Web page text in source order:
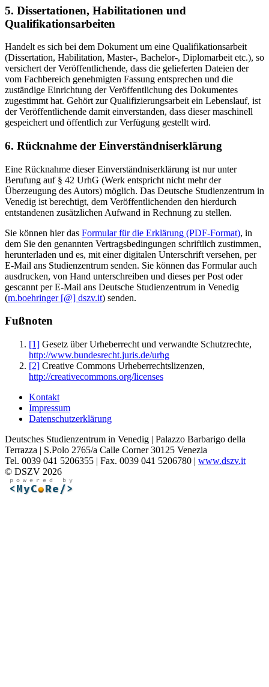
5. Dissertationen, Habilitationen und
Qualifikationsarbeiten
Handelt es sich bei dem Dokument um eine Qualifikationsarbeit
(Dissertation, Habilitation, Master-, Bachelor-, Diplomarbeit etc.), so
versichert der Veröffentlichende, dass die gelieferten Dateien der
vom Fachbereich genehmigten Fassung entsprechen und die
zuständige Einrichtung der Veröffentlichung des Dokumentes
zugestimmt hat. Gehört zur Qualifizierungsarbeit ein Lebenslauf, ist
der Veröffentlichende damit einverstanden, dass dieser maschinell
gespeichert und öffentlich zur Verfügung gestellt wird.
6. Rücknahme der Einverständniserklärung
Eine Rücknahme dieser Einverständniserklärung ist nur unter
Berufung auf § 42 UrhG (Werk entspricht nicht mehr der
Überzeugung des Autors) möglich. Das Deutsche Studienzentrum in
Venedig ist berechtigt, dem Veröffentlichenden den hierdurch
entstandenen zusätzlichen Aufwand in Rechnung zu stellen.
Sie können hier das Formular für die Erklärung (PDF-Format), in
dem Sie den genannten Vertragsbedingungen schriftlich zustimmen,
herunterladen und es, mit einer digitalen Unterschrift versehen, per
E-Mail ans Studienzentrum senden. Sie können das Formular auch
ausdrucken, von Hand unterschreiben und dieses per Post oder
gescannt per E-Mail ans Deutsche Studienzentrum in Venedig
(m.boehringer [@] dszv.it) senden.
Fußnoten
[1] Gesetz über Urheberrecht und verwandte Schutzrechte,
http://www.bundesrecht.juris.de/urhg
[2] Creative Commons Urheberrechtslizenzen,
http://creativecommons.org/licenses
Kontakt
Impressum
Datenschutzerklärung
Deutsches Studienzentrum in Venedig | Palazzo Barbarigo della
Terrazza | S.Polo 2765/a Calle Corner 30125 Venezia
Tel. 0039 041 5206355 | Fax. 0039 041 5206780 | www.dszv.it
© DSZV 2026